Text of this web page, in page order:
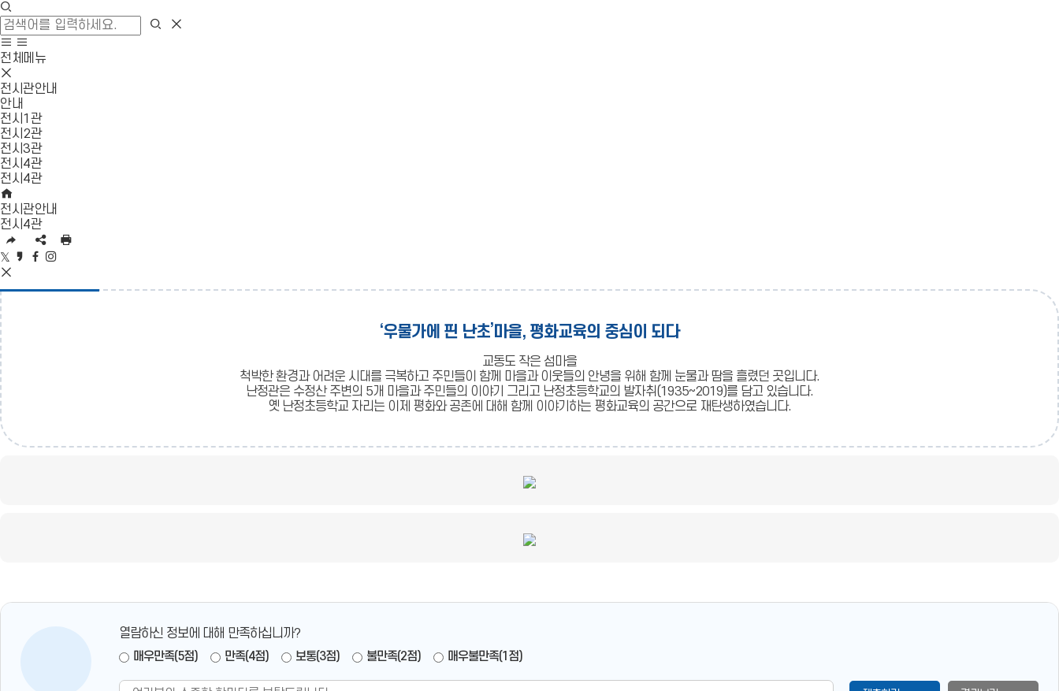
색
창
열
기
검
사
이
맵
이
동
바
메
열
기
전체메뉴
모
바
일
메
뉴
닫
기
전시관안내
안내
전시1관
전시2관
전시3관
전시4관
전시4관
HOME
전시관안내
전시4관
URL
복
SNS
공
트
위
터
카
오
페
스
인
타
공
‘우물가에 핀 난초’마을, 평화교육의 중심이 되다
교동도 작은 섬마을
척박한 환경과 어려운 시대를 극복하고 주민들이 함께 마을과 이웃들의 안녕을 위해 함께 눈물과 땀을 흘렸던 곳입니다.
난정관은 수정산 주변의 5개 마을과 주민들의 이야기 그리고 난정초등학교의 발자취(1935~2019)를 담고 있습니다.
옛 난정초등학교 자리는 이제 평화와 공존에 대해 함께 이야기하는 평화교육의 공간으로 재탄생하였습니다.
열람하신 정보에 대해 만족하십니까?
매우만족(5점)
만족(4점) 보통(3점) 불만족(2점) 매우불만족(1점)